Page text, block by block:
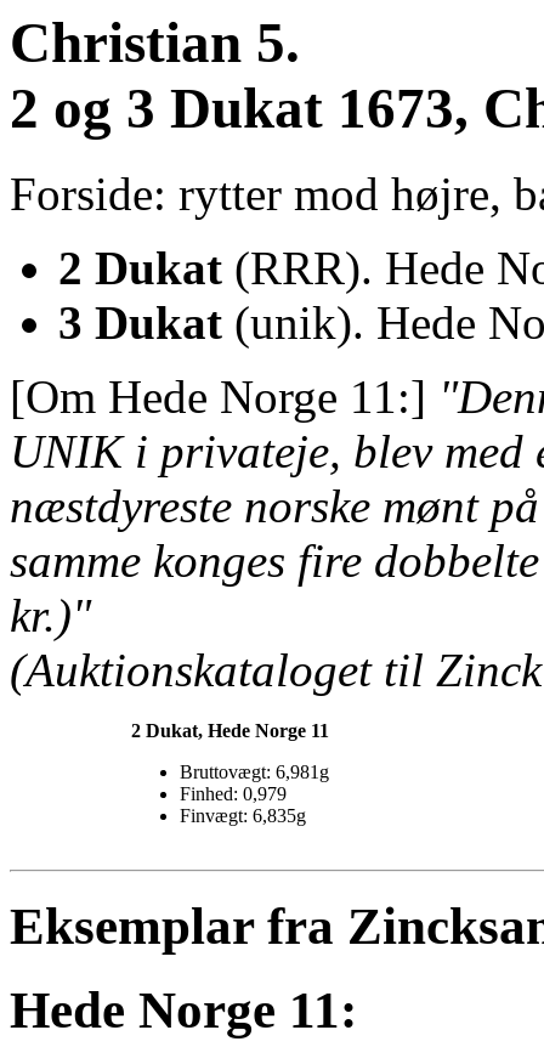
Christian 5.
2 og 3 Dukat 1673,
Forside: rytter mod højre,
2 Dukat (RRR). Hede
3 Dukat (unik). Hede
[Om Hede Norge 11:]
UNIK i privateje, blev med
næstdyreste norske mønt
samme konges fire
kr.)"
(Auktionskataloget til
2 Dukat, Hede Norge 11
Bruttovægt: 6,981g
Finhed: 0,979
Finvægt: 6,835g
Eksemplar fra
Hede Norge 11: